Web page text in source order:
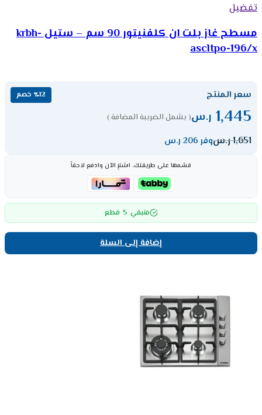
تفضيل
مسطح غاز بلت ان كلفنيتور 90 سم – ستيل krbh-
ascltpo-196/x
سعر المنتج ٪12 خصم
1,445 ر.س( يشمل الضريبة المضافة )
1,651ر.سوفر 206 ر.س
قسّمها على طريقتك، اشترِ الآن وادفع لاحقاً
متبقي 5 قطع
إضافة إلى السلة